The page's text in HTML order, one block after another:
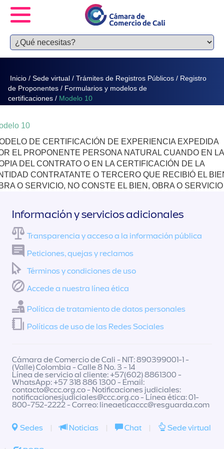
Inicio / Sede virtual / Trámites de Registros Públicos / Registro
de Proponentes / Formularios y modelos de
certificaciones / Modelo 10
10
DE CERTIFICACIÓN DE EXPERIENCIA EXPEDIDA
EL PROPONENTE PERSONA NATURAL CUANDO EN LA
DEL CONTRATO O EN LA CERTIFICACIÓN DE LA
CONTRATANTE O TERCERO QUE RECIBIÓ EL
O SERVICIO, NO CONSTE EL BIEN, OBRA O SERVICIO
Información y servicios adicionales
Transparencia y acceso a la información pública
Peticiones, quejas y reclamos
Términos y condiciones de uso
Accede a nuestra línea ética
Política de tratamiento de datos personales
Políticas de uso de las Redes Sociales
Cámara de Comercio de Cali - NIT: 890399001-1 -
(Valle) Colombia - Calle 8 No. 3 - 14
Línea de servicio al cliente: +57(602) 8861300 -
WhatsApp: +57 318 886 1300 - Email:
contacto@ccc.org.co- Notificaciones judiciales:
notificacionesjudiciales@ccc.org.co- Línea ética: 01-
800-752-2222 - Correo: lineaeticaccc@resguarda.com
Sedes | Noticias | Chat | Sede virtual